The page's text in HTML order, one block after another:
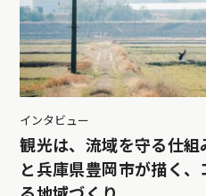
インタビュー
観光は、流域を守る仕
と兵庫県豊岡市が描く